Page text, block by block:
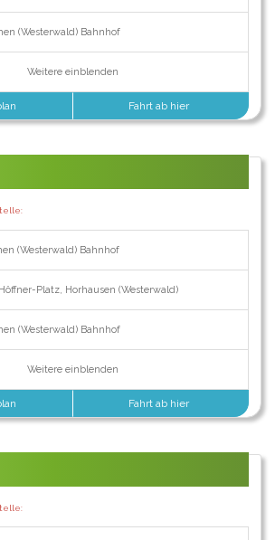
(Westerwald) Bahnhof
Weitere einblenden
Fahrt ab hier
(Westerwald) Bahnhof
Platz, Horhausen (Westerwald)
(Westerwald) Bahnhof
Weitere einblenden
Fahrt ab hier